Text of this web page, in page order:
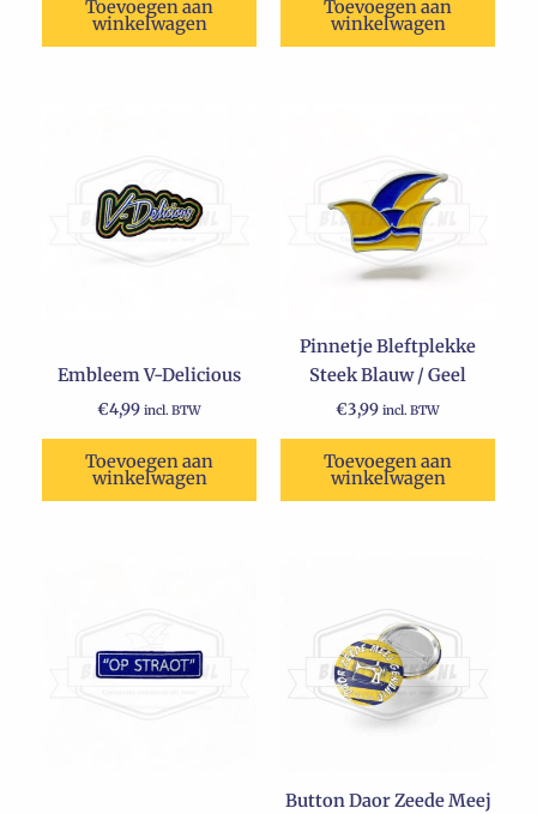
Toevoegen aan
winkelwagen
Toevoegen aan
winkelwagen
Embleem V-Delicious
€4,99 incl. BTW
Toevoegen aan
winkelwagen
Pinnetje Bleftplekke
Steek Blauw / Geel
€3,99 incl. BTW
Toevoegen aan
winkelwagen
Button Daor Zeede Meej